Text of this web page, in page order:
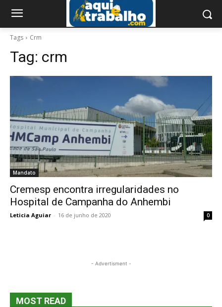
Tags Crm
Tag: crm
Mandato
Cremesp encontra irregularidades no
Hospital de Campanha do Anhembi
Leticia Aguiar - 16 de junho de 2020 0
- Advertisment -
MOST READ